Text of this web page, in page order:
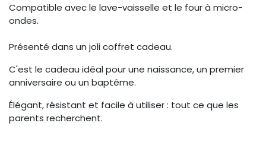
Compatible avec le lave-vaisselle et le four à micro-
ondes.
Présenté dans un joli coffret cadeau.
C'est le cadeau idéal pour une naissance, un premier
anniversaire ou un baptême.
Élégant, résistant et facile à utiliser : tout ce que les
parents recherchent.